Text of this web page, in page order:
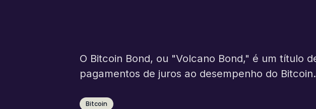
O Bitcoin Bond, ou "Volcano Bond," é um título
pagamentos de juros ao desempenho do
Bitcoin